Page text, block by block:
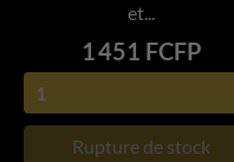
et...
Prix
1 451 FCFP
Rupture de stock